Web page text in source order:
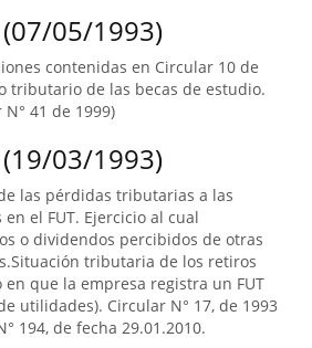
05/1993)
contenidas en Circular 10 de
tributario de las becas de estudio.
41 de 1999)
03/1993)
las pérdidas tributarias a las
el FUT. Ejercicio al cual
o dividendos percibidos de otras
tributaria de los retiros
que la empresa registra un FUT
utilidades). Circular N° 17, de 1993
194, de fecha 29.01.2010.